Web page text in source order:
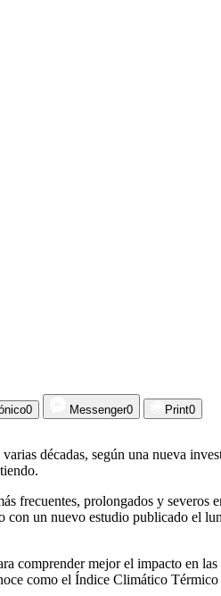
0 Messenger0 Print0
décadas, según una nueva
frecuentes, prolongados y severos
un nuevo estudio publicado el
comprender mejor el impacto en
como el Índice Climático